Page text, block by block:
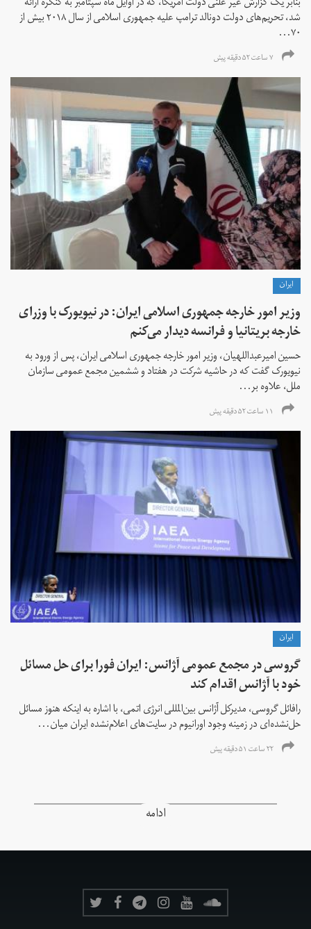
شد، تحریم‌های دولت دونالد ترامپ علیه جمهوری اسلامی از سال ۲۰۱۸ بیش از
۷۰...
۷ ساعت ۵۲ دقیقه پیش
ايران
وزیر امور خارجه جمهوری اسلامی ایران: در نیویورک با وزرای
خارجه بریتانیا و فرانسه دیدار می‌کنم
حسین امیرعبداللهیان، وزیر امور خارجه جمهوری اسلامی ایران، پس از ورود به
نیویورک گفت که در حاشیه شرکت در هفتاد و ششمین مجمع عمومی سازمان
ملل، علاوه بر...
۱۱ ساعت ۵۲ دقیقه پیش
ايران
گروسی در مجمع عمومی آژانس: ایران فورا برای حل مسائل
خود با آژانس اقدام کند
رافائل گروسی، مدیرکل آژانس بین‌المللی انرژی اتمی، با اشاره به اینکه هنوز مسائل
حل‌نشده‌ای در زمینه وجود اورانیوم در سایت‌های اعلام‌نشده ایران میان...
۲۲ ساعت ۵۱ دقیقه پیش
ادامه